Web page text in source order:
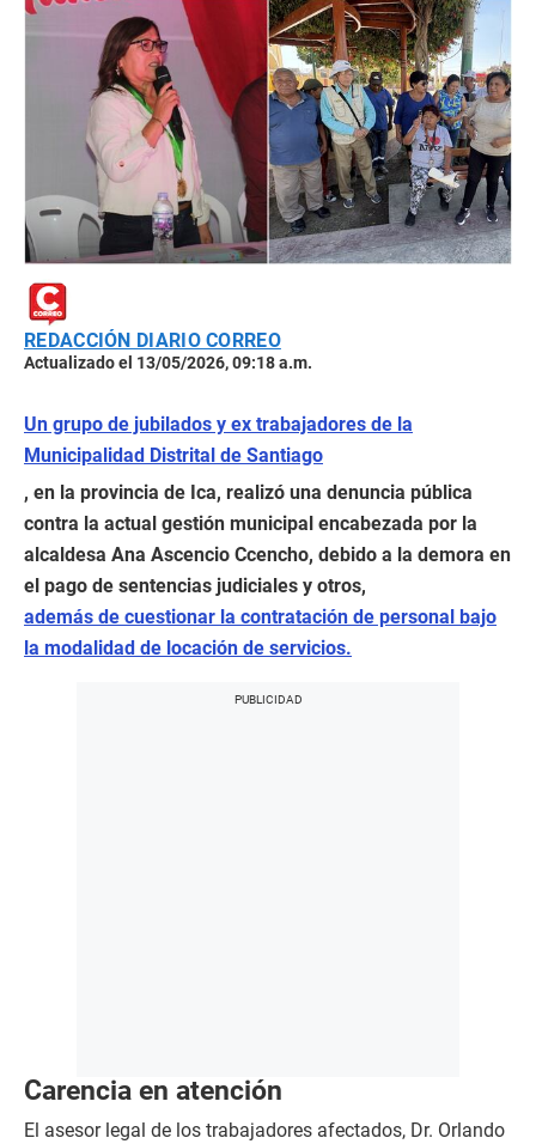
REDACCIÓN DIARIO CORREO
Actualizado el 13/05/2026, 09:18 a.m.
Un grupo de jubilados y ex trabajadores de la
Municipalidad Distrital de Santiago
, en la provincia de Ica, realizó una denuncia pública
contra la actual gestión municipal encabezada por la
alcaldesa Ana Ascencio Ccencho, debido a la demora en
el pago de sentencias judiciales y otros,
además de cuestionar la contratación de personal bajo
la modalidad de locación de servicios.
Carencia en atención
El asesor legal de los trabajadores afectados, Dr. Orlando